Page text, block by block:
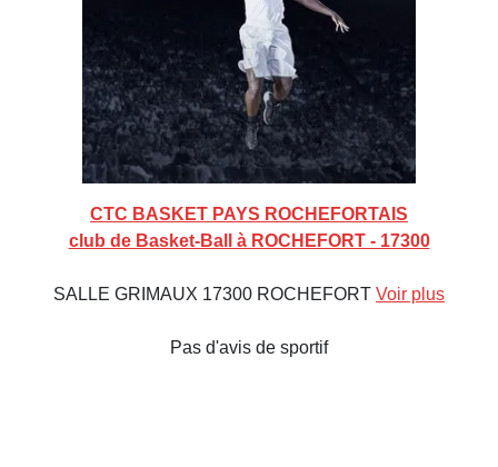
CTC BASKET PAYS ROCHEFORTAIS
club de Basket-Ball à ROCHEFORT - 17300
SALLE GRIMAUX 17300 ROCHEFORT Voir plus
Pas d'avis de sportif